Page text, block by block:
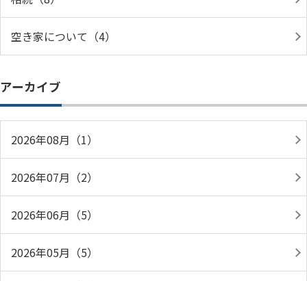
空き家について（4）
アーカイブ
2026年08月（1）
2026年07月（2）
2026年06月（5）
2026年05月（5）